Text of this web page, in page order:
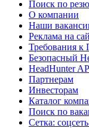
Поиск по
О компании
Наши
Реклама на
Требования к
Безопасный
HeadHunter
Партнерам
Инвесторам
Каталог
Поиск по
Сетка: